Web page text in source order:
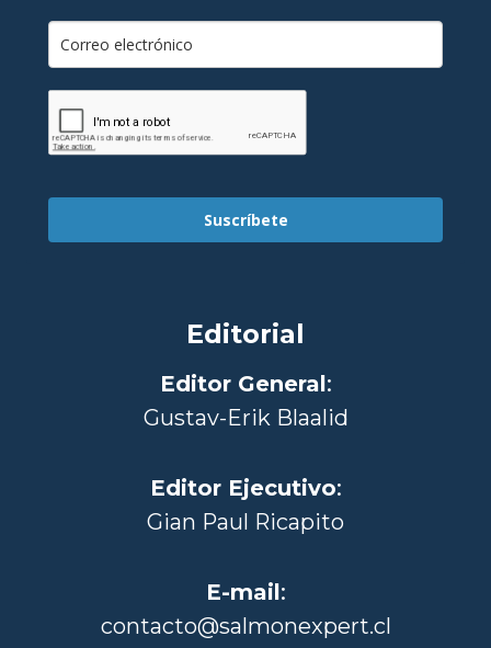
Suscríbete
Editorial
Editor General:
Gustav-Erik Blaalid
Editor Ejecutivo:
Gian Paul Ricapito
E-mail:
contacto@salmonexpert.cl